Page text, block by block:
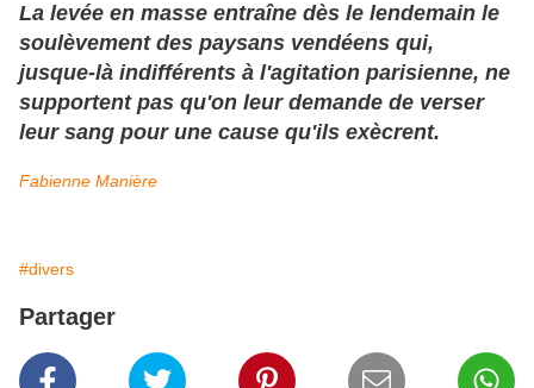
La levée en masse entraîne dès le lendemain le
soulèvement des paysans vendéens qui,
jusque-là indifférents à l'agitation parisienne, ne
supportent pas qu'on leur demande de verser
leur sang pour une cause qu'ils exècrent.
Fabienne Manière
#divers
Partager